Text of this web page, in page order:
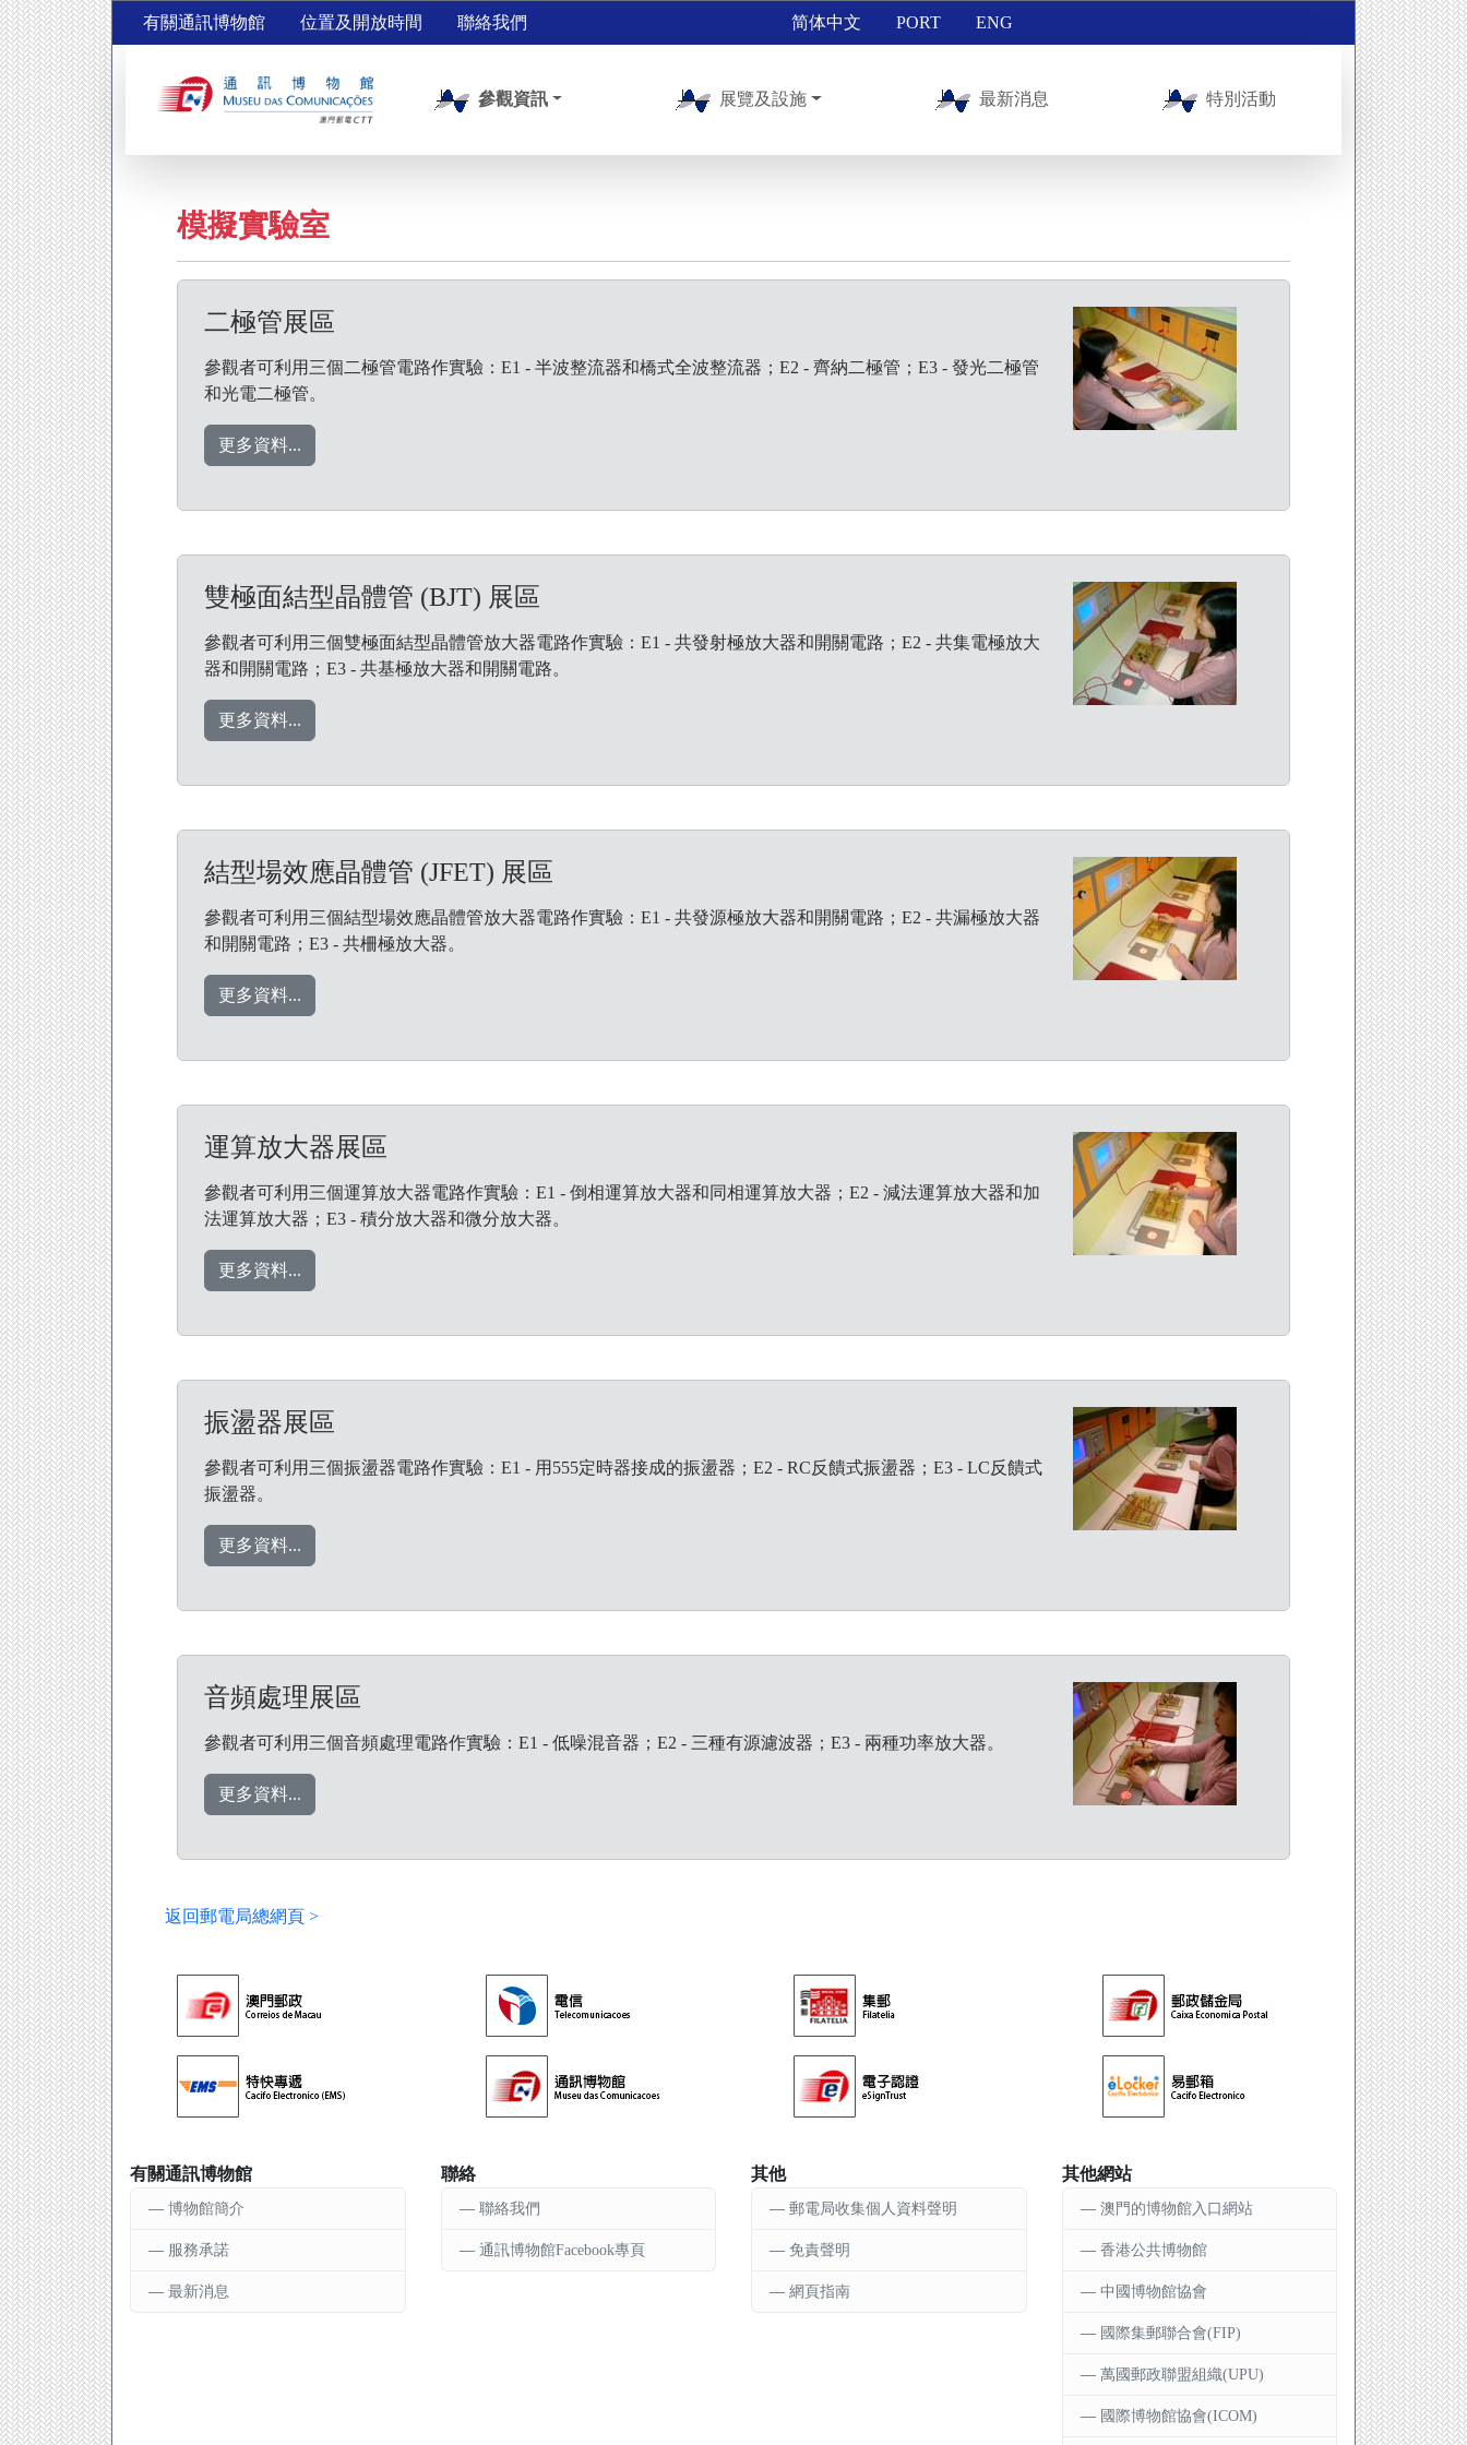
有關通訊博物館 位置及開放時間 聯絡我們 简体中文 PORT ENG
參觀資訊 展覽及設施 最新消息 特別活動
模擬實驗室
二極管展區
參觀者可利用三個二極管電路作實驗：E1 - 半波整流器和橋式全波整流器；E2 - 齊納二極管；E3 - 發光二極管
和光電二極管。
更多資料...
雙極面結型晶體管 (BJT) 展區
參觀者可利用三個雙極面結型晶體管放大器電路作實驗：E1 - 共發射極放大器和開關電路；E2 - 共集電極放大
器和開關電路；E3 - 共基極放大器和開關電路。
更多資料...
結型場效應晶體管 (JFET) 展區
參觀者可利用三個結型場效應晶體管放大器電路作實驗：E1 - 共發源極放大器和開關電路；E2 - 共漏極放大器
和開關電路；E3 - 共柵極放大器。
更多資料...
運算放大器展區
參觀者可利用三個運算放大器電路作實驗：E1 - 倒相運算放大器和同相運算放大器；E2 - 減法運算放大器和加
法運算放大器；E3 - 積分放大器和微分放大器。
更多資料...
振盪器展區
參觀者可利用三個振盪器電路作實驗：E1 - 用555定時器接成的振盪器；E2 - RC反饋式振盪器；E3 - LC反饋式
振盪器。
更多資料...
音頻處理展區
參觀者可利用三個音頻處理電路作實驗：E1 - 低噪混音器；E2 - 三種有源濾波器；E3 - 兩種功率放大器。
更多資料...
返回郵電局總網頁 >
有關通訊博物館
博物館簡介
服務承諾
最新消息
聯絡
聯絡我們
通訊博物館Facebook專頁
其他
郵電局收集個人資料聲明
免責聲明
網頁指南
其他網站
澳門的博物館入口網站
香港公共博物館
中國博物館協會
國際集郵聯合會(FIP)
萬國郵政聯盟組織(UPU)
國際博物館協會(ICOM)